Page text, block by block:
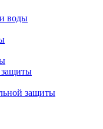
воды
защиты
защиты